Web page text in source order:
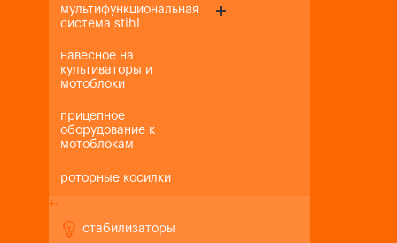
мультифункциональная
система stihl
навесное на
культиваторы и
мотоблоки
прицепное
оборудование к
мотоблокам
роторные косилки
+-
стабилизаторы